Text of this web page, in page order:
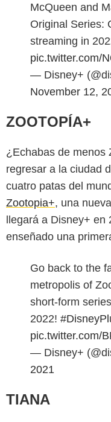
McQueen and
Original Series:
streaming in
pic.twitter.com/
— Disney+
November 12,
ZOOTOPÍA+
¿Echabas de menos
regresar a la ciudad
cuatro patas del
Zootopia+, una
llegará a Disney+ en
enseñado una
Go back to the
metropolis of
short-form
2022!
pic.twitter.com/
— Disney+
2021
TIANA